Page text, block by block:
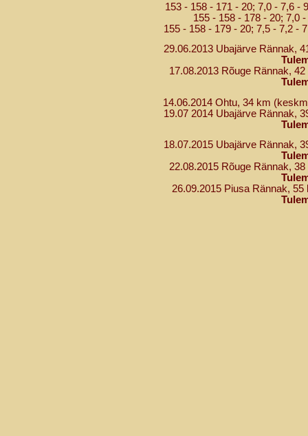
153 - 158 - 171 - 20; 7,0 - 7,6 -
155 - 158 - 178 - 20; 7,0
155 - 158 - 179 - 20; 7,5 - 7,2 -
29.06.2013 Ubajärve Rännak,
17.08.2013 Rõuge Rännak,
14.06.2014 Ohtu, 34 km
19.07 2014 Ubajärve Rännak,
18.07.2015 Ubajärve Rännak,
22.08.2015 Rõuge Rännak,
26.09.2015 Piusa Rännak,